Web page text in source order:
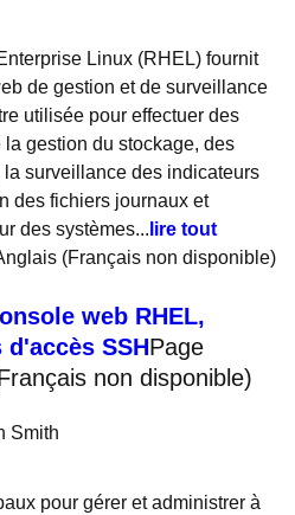
Linux (RHEL) fournit
de gestion et de surveillance
utilisée pour effectuer des
gestion du stockage, des
surveillance des indicateurs
des fichiers journaux et
des systèmes... lire tout
(Français non disponible)
web RHEL,
SSHPage
non disponible)
Smith
pour gérer et administrer à